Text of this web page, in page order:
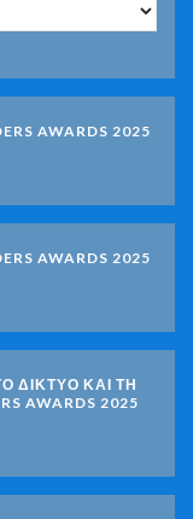
AWARDS 2025
AWARDS 2025
ΔΙΚΤΥΟ ΚΑΙ ΤΗ
AWARDS 2025